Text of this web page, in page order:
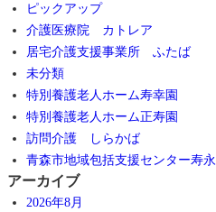
ピックアップ
介護医療院 カトレア
居宅介護支援事業所 ふたば
未分類
特別養護老人ホーム寿幸園
特別養護老人ホーム正寿園
訪問介護 しらかば
青森市地域包括支援センター寿永
アーカイブ
2026年8月